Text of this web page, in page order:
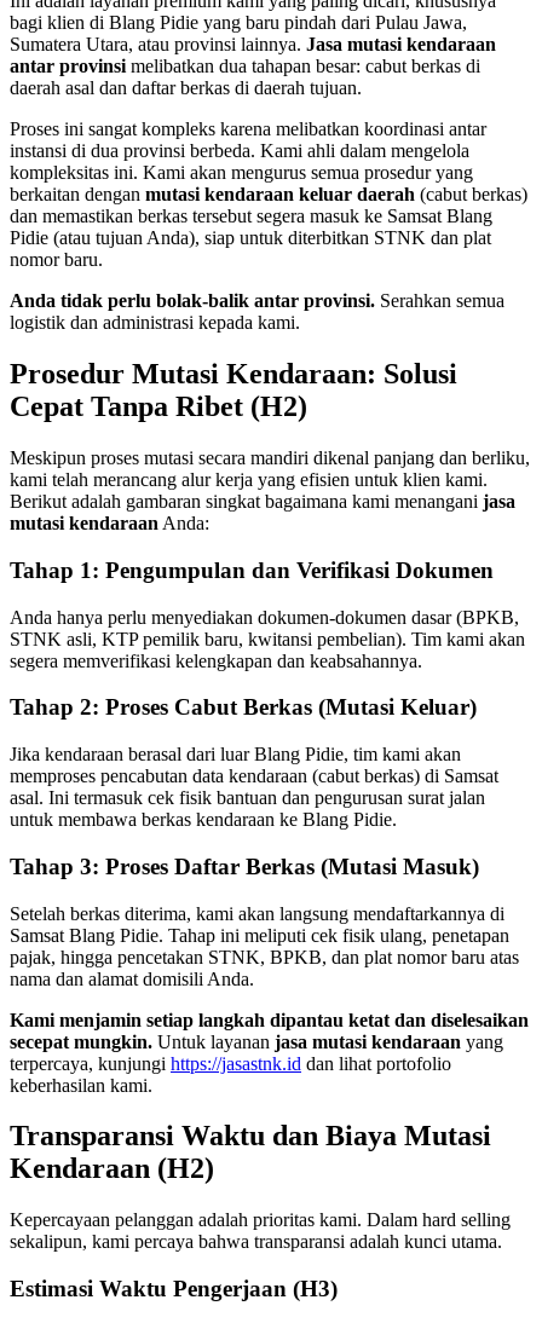
bagi klien di Blang Pidie yang baru pindah dari Pulau Jawa,
Sumatera Utara, atau provinsi lainnya. Jasa mutasi kendaraan
antar provinsimelibatkan dua tahapan besar: cabut berkas di
daerah asal dan daftar berkas di daerah tujuan.
Proses ini sangat kompleks karena melibatkan koordinasi antar
instansi di dua provinsi berbeda. Kami ahli dalam mengelola
kompleksitas ini. Kami akan mengurus semua prosedur yang
berkaitan dengan mutasi kendaraan keluar daerah (cabut berkas)
dan memastikan berkas tersebut segera masuk ke Samsat Blang
Pidie (atau tujuan Anda), siap untuk diterbitkan STNK dan plat
nomor baru.
Anda tidak perlu bolak-balik antar provinsi. Serahkan semua
logistik dan administrasi kepada kami.
Prosedur Mutasi Kendaraan: Solusi
Cepat Tanpa Ribet (H2)
Meskipun proses mutasi secara mandiri dikenal panjang dan berliku,
kami telah merancang alur kerja yang efisien untuk klien kami.
Berikut adalah gambaran singkat bagaimana kami menangani jasa
mutasi kendaraan Anda:
Tahap 1: Pengumpulan dan Verifikasi Dokumen
Anda hanya perlu menyediakan dokumen-dokumen dasar (BPKB,
STNK asli, KTP pemilik baru, kwitansi pembelian). Tim kami akan
segera memverifikasi kelengkapan dan keabsahannya.
Tahap 2: Proses Cabut Berkas (Mutasi Keluar)
Jika kendaraan berasal dari luar Blang Pidie, tim kami akan
memproses pencabutan data kendaraan (cabut berkas) di Samsat
asal. Ini termasuk cek fisik bantuan dan pengurusan surat jalan
untuk membawa berkas kendaraan ke Blang Pidie.
Tahap 3: Proses Daftar Berkas (Mutasi Masuk)
Setelah berkas diterima, kami akan langsung mendaftarkannya di
Samsat Blang Pidie. Tahap ini meliputi cek fisik ulang, penetapan
pajak, hingga pencetakan STNK, BPKB, dan plat nomor baru atas
nama dan alamat domisili Anda.
Kami menjamin setiap langkah dipantau ketat dan diselesaikan
secepat mungkin. Untuk layanan jasa mutasi kendaraan yang
terpercaya, kunjungi https://jasastnk.id dan lihat portofolio
keberhasilan kami.
Transparansi Waktu dan Biaya Mutasi
Kendaraan (H2)
Kepercayaan pelanggan adalah prioritas kami. Dalam hard selling
sekalipun, kami percaya bahwa transparansi adalah kunci utama.
Estimasi Waktu Pengerjaan (H3)